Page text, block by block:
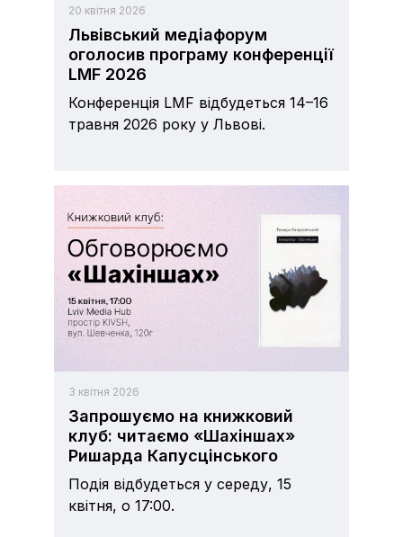
20 квітня 2026
Львівський медіафорум
оголосив програму конференції
LMF 2026
Конференція LMF відбудеться 14–16
травня 2026 року у Львові.
3 квітня 2026
Запрошуємо на книжковий
клуб: читаємо «Шахіншах»
Ришарда Капусцінського
Подія відбудеться у середу, 15
квітня, о 17:00.